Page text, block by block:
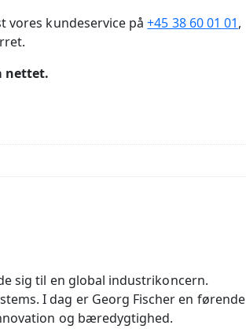
vores kundeservice på+45 38 60 01 01,
nettet.
sig til en global industrikoncern.
I dag er Georg Fischer en førende
og bæredygtighed.